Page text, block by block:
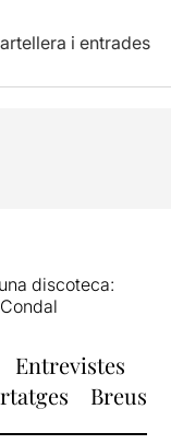
i entrades
discoteca:
Entrevistes
Breus